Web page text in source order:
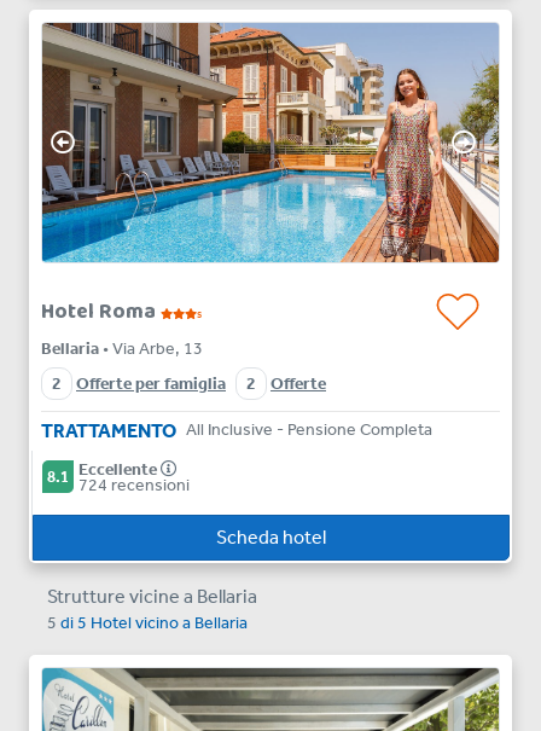
Hotel Roma s
Bellaria • Via Arbe, 13
2
Offerte per famiglia 2 Offerte
TRATTAMENTO All Inclusive - Pensione Completa
8.1 Eccellente
724 recensioni
Scheda hotel
Strutture vicine a Bellaria
5 di5 Hotel vicino a Bellaria